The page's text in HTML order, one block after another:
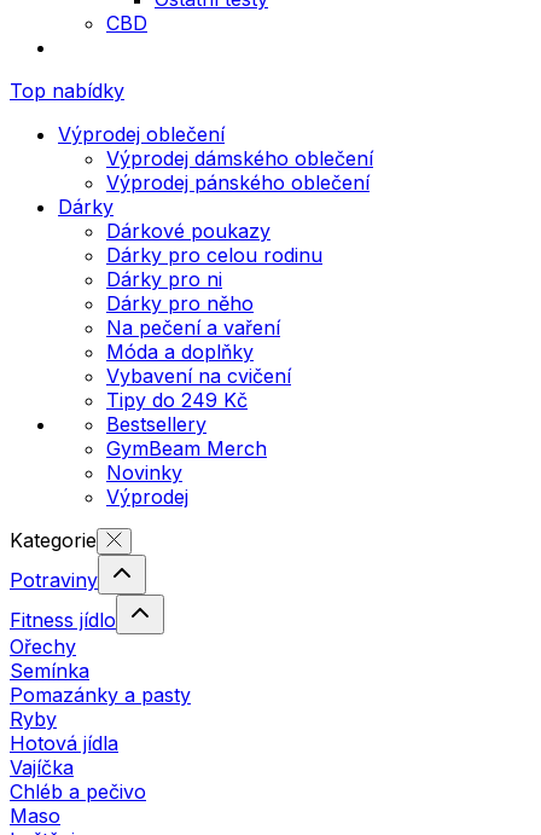
CBD
Top nabídky
Výprodej oblečení
Výprodej dámského oblečení
Výprodej pánského oblečení
Dárky
Dárkové poukazy
Dárky pro celou rodinu
Dárky pro ni
Dárky pro něho
Na pečení a vaření
Móda a doplňky
Vybavení na cvičení
Tipy do 249 Kč
Bestsellery
GymBeam Merch
Novinky
Výprodej
Kategorie
Potraviny
Fitness jídlo
Ořechy
Semínka
Pomazánky a pasty
Ryby
Hotová jídla
Vajíčka
Chléb a pečivo
Maso